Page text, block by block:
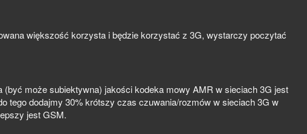
większość korzysta i będzie korzystać z 3G, wystarczy poczytać
(być może subiektywna) jakości kodeka mowy AMR w sieciach 3G jest
tego dodajmy 30% krótszy czas czuwania/rozmów w sieciach 3G w
jest GSM.